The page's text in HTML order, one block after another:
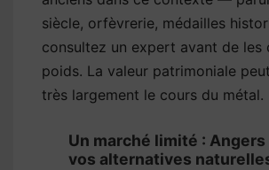
siècle, orfèvrerie, médailles
consultez un expert avant de les
poids. La valeur patrimoniale
très largement le cours du métal.
Un marché limité :
vos alternatives